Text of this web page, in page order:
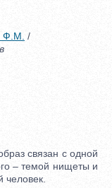
Ф.М. /
связан с одной
– темой нищеты и
человек.